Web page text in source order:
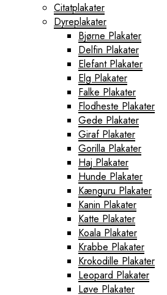
Citatplakater
Dyreplakater
Bjørne Plakater
Delfin Plakater
Elefant Plakater
Elg Plakater
Falke Plakater
Flodheste Plakater
Gede Plakater
Giraf Plakater
Gorilla Plakater
Haj Plakater
Hunde Plakater
Kænguru Plakater
Kanin Plakater
Katte Plakater
Koala Plakater
Krabbe Plakater
Krokodille Plakater
Leopard Plakater
Løve Plakater